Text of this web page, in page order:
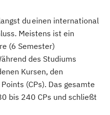
im Online-
Human Resource
du einen international
Meistens ist ein
(6 Semester)
des Studiums
Kursen, den
(CPs). Das gesamte
bis 240 CPs und schließt